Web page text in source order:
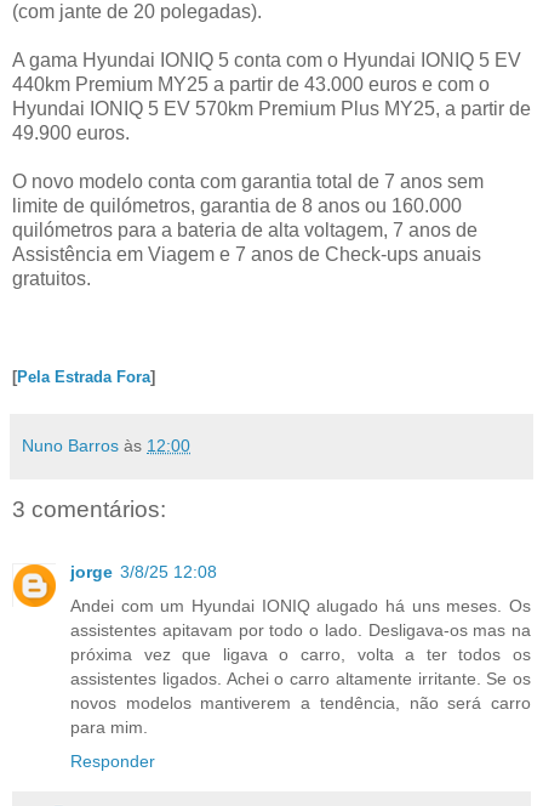
(com jante de 20 polegadas).
A gama Hyundai IONIQ 5 conta com o Hyundai IONIQ 5 EV
440km Premium MY25 a partir de 43.000 euros e com o
Hyundai IONIQ 5 EV 570km Premium Plus MY25, a partir de
49.900 euros.
O novo modelo conta com garantia total de 7 anos sem
limite de quilómetros, garantia de 8 anos ou 160.000
quilómetros para a bateria de alta voltagem, 7 anos de
Assistência em Viagem e 7 anos de Check-ups anuais
gratuitos.
[Pela Estrada Fora]
Nuno Barros às 12:00
3 comentários:
jorge 3/8/25 12:08
Andei com um Hyundai IONIQ alugado há uns meses. Os
assistentes apitavam por todo o lado. Desligava-os mas na
próxima vez que ligava o carro, volta a ter todos os
assistentes ligados. Achei o carro altamente irritante. Se os
novos modelos mantiverem a tendência, não será carro
para mim.
Responder